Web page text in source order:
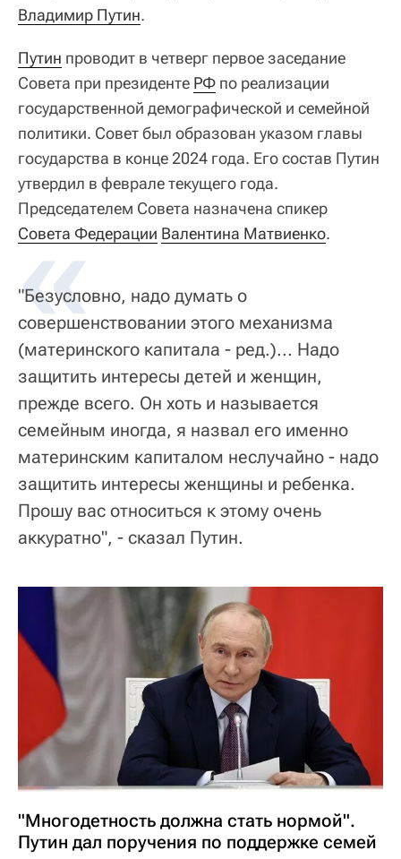
Владимир Путин.
Путин проводит в четверг первое заседание
Совета при президенте РФ по реализации
государственной демографической и семейной
политики. Совет был образован указом главы
государства в конце 2024 года. Его состав Путин
утвердил в феврале текущего года.
Председателем Совета назначена спикер
Совета Федерации Валентина Матвиенко.
«
"Безусловно, надо думать о
совершенствовании этого механизма
(материнского капитала - ред.)... Надо
защитить интересы детей и женщин,
прежде всего. Он хоть и называется
семейным иногда, я назвал его именно
материнским капиталом неслучайно - надо
защитить интересы женщины и ребенка.
Прошу вас относиться к этому очень
аккуратно", - сказал Путин.
"Многодетность должна стать нормой".
Путин дал поручения по поддержке семей